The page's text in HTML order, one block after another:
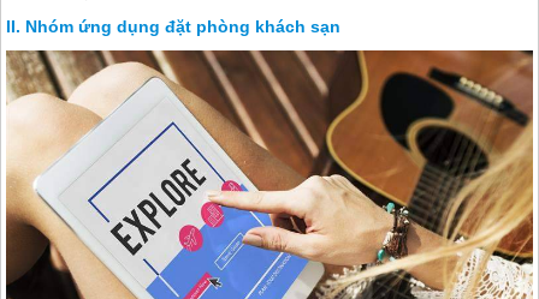
Nhóm ứng dụng đặt phòng khách sạn